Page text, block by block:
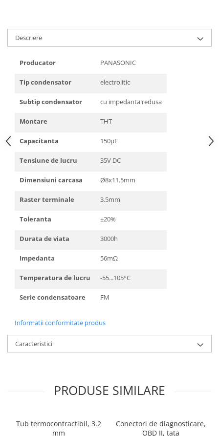
Descriere
Producator PANASONIC
Tip condensator electrolitic
Subtip condensator cu impedanta redusa
Montare THT
Capacitanta 150µF
Tensiune de lucru 35V DC
Dimensiuni carcasa Ø8x11.5mm
Raster terminale 3.5mm
Toleranta ±20%
Durata de viata 3000h
Impedanta 56mΩ
Temperatura de lucru -55...105°C
Serie condensatoare FM
Informatii conformitate produs
Caracteristici
PRODUSE SIMILARE
Tub termocontractibil, 3.2
mm
Conectori de diagnosticare,
OBD II, tata